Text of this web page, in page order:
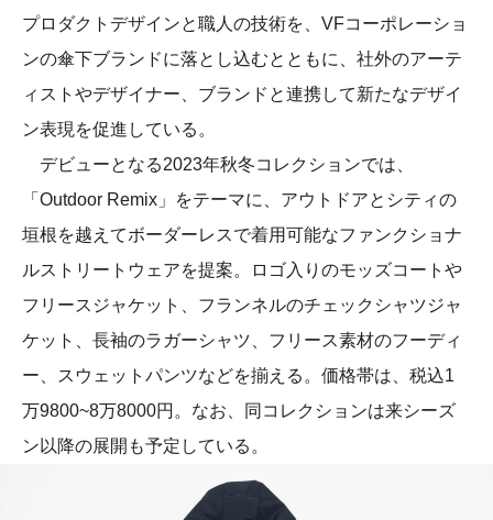
プロダクトデザインと職人の技術を、VFコーポレーショ
ンの傘下ブランドに落とし込むとともに、社外のアーテ
ィストやデザイナー、ブランドと連携して新たなデザイ
ン表現を促進している。
デビューとなる2023年秋冬コレクションでは、
「Outdoor Remix」をテーマに、アウトドアとシティの
垣根を越えてボーダーレスで着用可能なファンクショナ
ルストリートウェアを提案。ロゴ入りのモッズコートや
フリースジャケット、フランネルのチェックシャツジャ
ケット、長袖のラガーシャツ、フリース素材のフーディ
ー、スウェットパンツなどを揃える。価格帯は、税込1
万9800~8万8000円。なお、同コレクションは来シーズ
ン以降の展開も予定している。